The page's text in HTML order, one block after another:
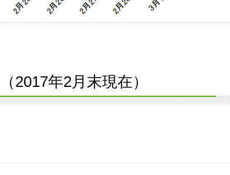
（2017年2月末現在）